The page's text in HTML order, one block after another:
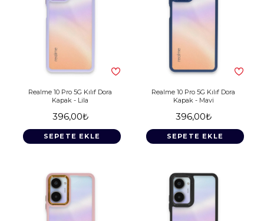
Realme 10 Pro 5G Kılıf Dora
Kapak - Lila
396,00₺
SEPETE EKLE
Realme 10 Pro 5G Kılıf Dora
Kapak - Mavi
396,00₺
SEPETE EKLE